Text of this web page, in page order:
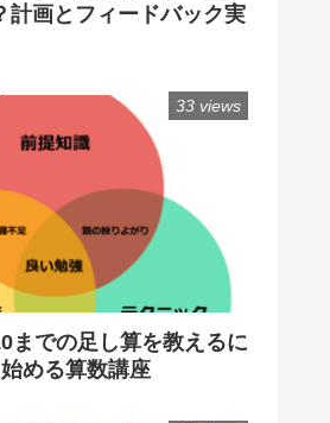
計画とフィードバック実
までの足し算を教えるに
める算数講座
33 views